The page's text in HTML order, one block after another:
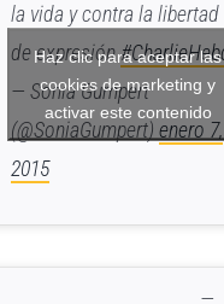
la vida y contra la libertad
de expresión
— Sonia Gumpert
(@SoniaGumpert)enero 7,
2015
Haz clic para aceptar las
cookies de marketing y
activar este contenido
—